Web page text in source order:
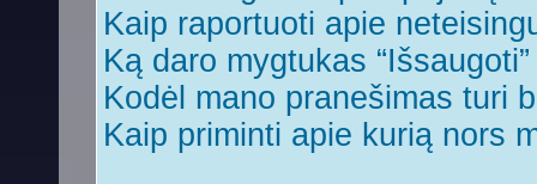
Kaip raportuoti apie
Ką daro mygtukas
Kodėl mano pranešimas turi
Kaip priminti apie kurią nors